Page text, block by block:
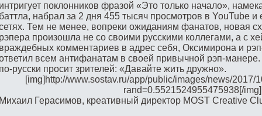
поклонников фразой «Это только начало»,
набрал за 2 дня 455 тысяч просмотров в YouTube
Тем не менее, вопреки ожиданиям фанатов, новая
произошла не со своими русскими коллегами, а с
комментариев в адрес себя, Оксимирона и
всем антифанатам в своей привычной рэп-
русски просит зрителей: «Давайте жить дружно».
[img]http://www.sostav.ru/app/public/images/news/2017/
rand=0.5521524955475938[/img]
Герасимов, креативный директор MOST Creative